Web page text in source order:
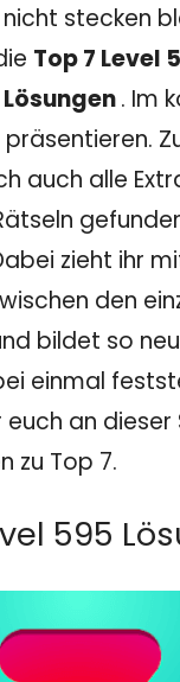
stecken
Top 7 Level
. Im
auch alle
zieht ihr
den
bildet so
einmal
an dieser
zu Top 7.
595